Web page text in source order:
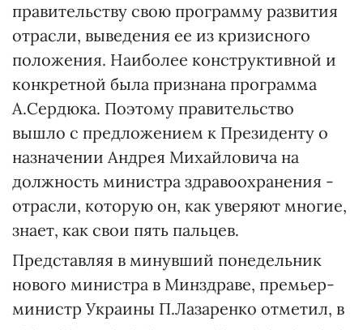
правительству свою программу развития
отрасли, выведения ее из кризисного
положения. Наиболее конструктивной и
конкретной была признана программа
А.Сердюка. Поэтому правительство
вышло с предложением к Президенту о
назначении Андрея Михайловича на
должность министра здравоохранения -
отрасли, которую он, как уверяют многие,
знает, как свои пять пальцев.
Представляя в минувший понедельник
нового министра в Минздраве, премьер-
министр Украины П.Лазаренко отметил, в